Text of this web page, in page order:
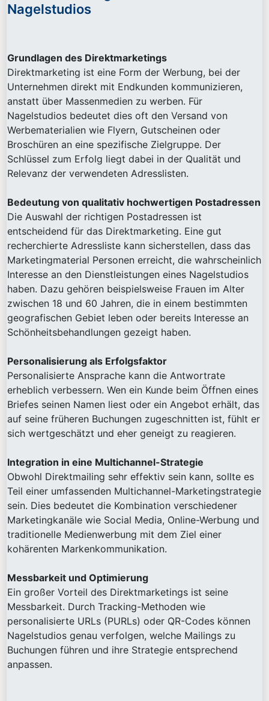
Nagelstudios
Grundlagen des Direktmarketings
Direktmarketing ist eine Form der Werbung, bei der
Unternehmen direkt mit Endkunden kommunizieren,
anstatt über Massenmedien zu werben. Für
Nagelstudios bedeutet dies oft den Versand von
Werbematerialien wie Flyern, Gutscheinen oder
Broschüren an eine spezifische Zielgruppe. Der
Schlüssel zum Erfolg liegt dabei in der Qualität und
Relevanz der verwendeten Adresslisten.
Bedeutung von qualitativ hochwertigen Postadressen
Die Auswahl der richtigen Postadressen ist
entscheidend für das Direktmarketing. Eine gut
recherchierte Adressliste kann sicherstellen, dass das
Marketingmaterial Personen erreicht, die wahrscheinlich
Interesse an den Dienstleistungen eines Nagelstudios
haben. Dazu gehören beispielsweise Frauen im Alter
zwischen 18 und 60 Jahren, die in einem bestimmten
geografischen Gebiet leben oder bereits Interesse an
Schönheitsbehandlungen gezeigt haben.
Personalisierung als Erfolgsfaktor
Personalisierte Ansprache kann die Antwortrate
erheblich verbessern. Wen ein Kunde beim Öffnen eines
Briefes seinen Namen liest oder ein Angebot erhält, das
auf seine früheren Buchungen zugeschnitten ist, fühlt er
sich wertgeschätzt und eher geneigt zu reagieren.
Integration in eine Multichannel-Strategie
Obwohl Direktmailing sehr effektiv sein kann, sollte es
Teil einer umfassenden Multichannel-Marketingstrategie
sein. Dies bedeutet die Kombination verschiedener
Marketingkanäle wie Social Media, Online-Werbung und
traditionelle Medienwerbung mit dem Ziel einer
kohärenten Markenkommunikation.
Messbarkeit und Optimierung
Ein großer Vorteil des Direktmarketings ist seine
Messbarkeit. Durch Tracking-Methoden wie
personalisierte URLs (PURLs) oder QR-Codes können
Nagelstudios genau verfolgen, welche Mailings zu
Buchungen führen und ihre Strategie entsprechend
anpassen.